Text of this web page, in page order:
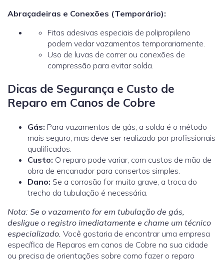
Abraçadeiras e Conexões (Temporário):
Fitas adesivas especiais de polipropileno
podem vedar vazamentos temporariamente.
Uso de luvas de correr ou conexões de
compressão para evitar solda.
Dicas de Segurança e Custo de
Reparo em Canos de Cobre
Gás: Para vazamentos de gás, a solda é o método
mais seguro, mas deve ser realizado por profissionais
qualificados.
Custo: O reparo pode variar, com custos de mão de
obra de encanadorpara consertos simples.
Dano: Se a corrosão for muito grave, a troca do
trecho da tubulação é necessária.
Nota: Se o vazamento for em tubulação de gás,
desligue o registro imediatamente e chame um técnico
especializado. Você gostaria de encontrar uma empresa
específica de Reparos em canos de Cobre na sua cidade
ou precisa de orientações sobre como fazer o reparo